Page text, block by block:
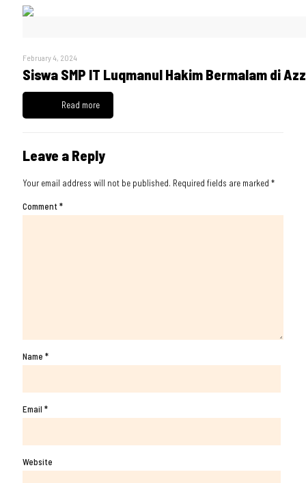
February 4, 2024
Siswa SMP IT Luqmanul Hakim Bermalam di
Read more
Leave a Reply
Your email address will not be published. Required fields are marked *
Comment *
Name *
Email *
Website